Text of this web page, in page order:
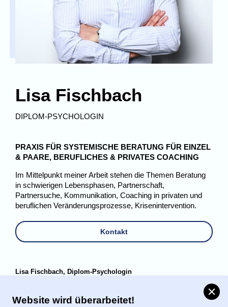
Lisa Fischbach
DIPLOM-PSYCHOLOGIN
PRAXIS FÜR SYSTEMISCHE BERATUNG FÜR EINZEL
& PAARE, BERUFLICHES & PRIVATES COACHING
Im Mittelpunkt meiner Arbeit stehen die Themen Beratung
in schwierigen Lebensphasen, Partnerschaft,
Partnersuche, Kommunikation, Coaching in privaten und
beruflichen Veränderungsprozesse, Krisenintervention.
Kontakt
Lisa Fischbach, Diplom-Psychologin
Tel. +49 (0)171 - 698 34 32
Website wird überarbeitet!